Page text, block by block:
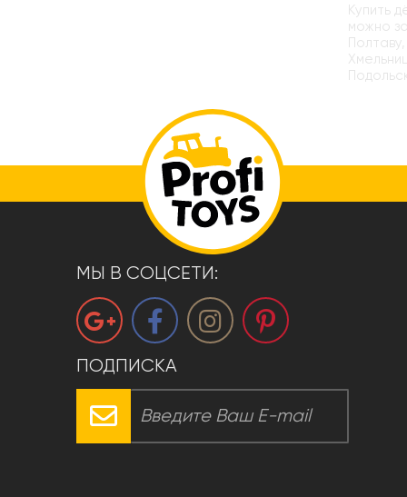
Купить
можно
МЫ В СОЦСЕТИ:
ПОДПИСКА